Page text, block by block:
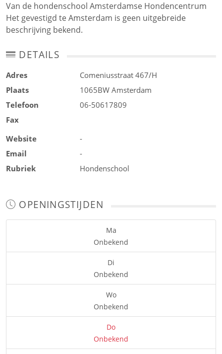
Van de hondenschool Amsterdamse Hondencentrum
Het gevestigd te Amsterdam is geen uitgebreide
beschrijving bekend.
DETAILS
Adres
Comeniusstraat 467/H
Plaats
1065BW Amsterdam
Telefoon
06-50617809
Fax
Website
-
Email
-
Rubriek
Hondenschool
OPENINGSTIJDEN
Ma
Onbekend
Di
Onbekend
Wo
Onbekend
Do
Onbekend